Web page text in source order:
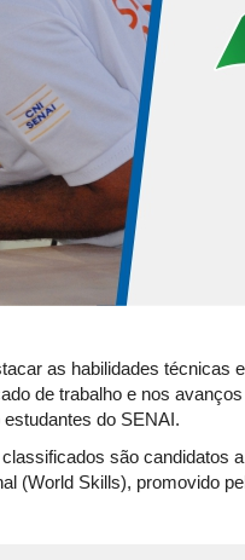
as habilidades
de trabalho e nos
do SENAI.
são candidatos
(World Skills), promovido